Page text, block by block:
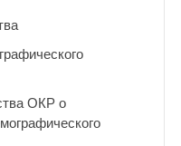
ОКР о